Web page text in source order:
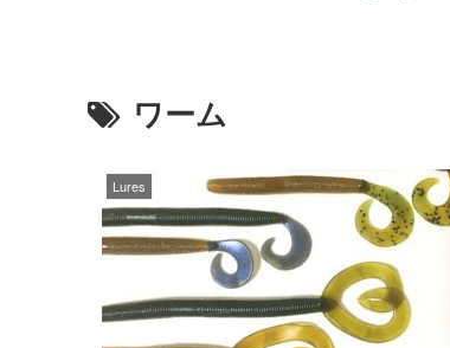
ワーム
Lures